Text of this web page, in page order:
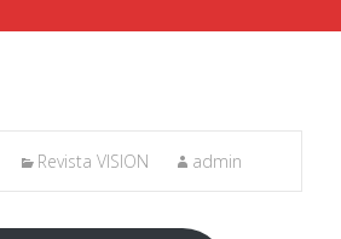
Revista VISION admin